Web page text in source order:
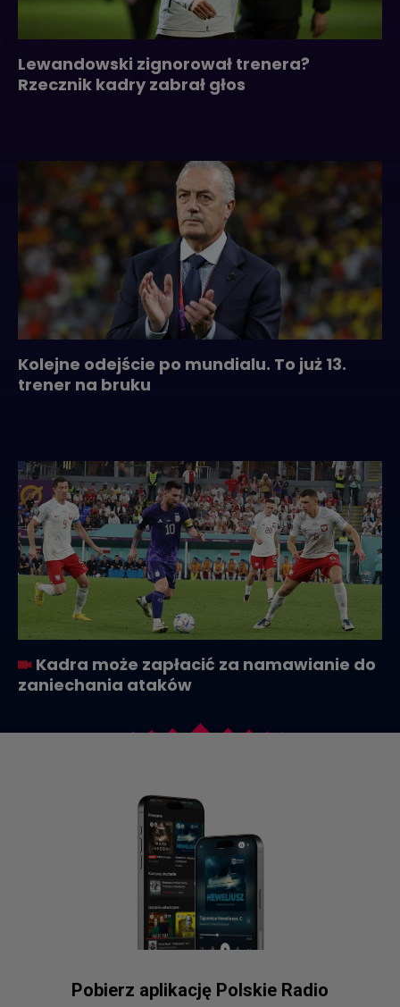
Lewandowski zignorował trenera?
Rzecznik kadry zabrał głos
Kolejne odejście po mundialu. To już 13.
trener na bruku
Kadra może zapłacić za namawianie do
zaniechania ataków
Pobierz aplikację Polskie Radio